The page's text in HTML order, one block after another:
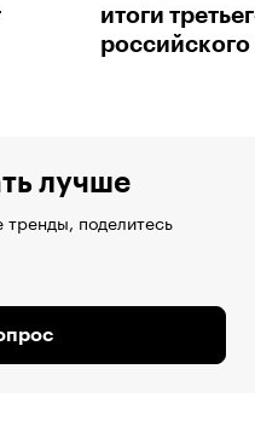
итоги
российского
лучше
поделитесь